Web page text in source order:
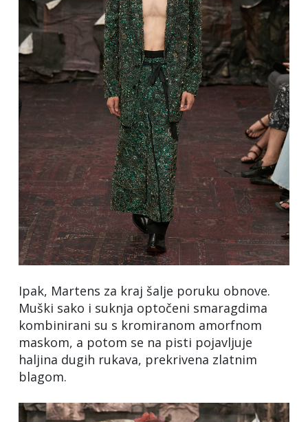
Ipak, Martens za kraj šalje poruku obnove.
Muški sako i suknja optočeni smaragdima
kombinirani su s kromiranom amorfnom
maskom, a potom se na pisti pojavljuje
haljina dugih rukava, prekrivena zlatnim
blagom.